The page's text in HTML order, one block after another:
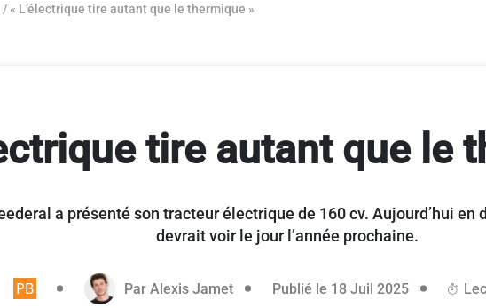
/« L’électrique tire autant que le thermique »
tire autant que le
a présenté son tracteur électrique de 160 cv. Aujourd’hui
devrait voir le jour l’année prochaine.
Article réservé aux abonnés
Par Alexis Jamet Publié le 18 Juil 202518 juillet